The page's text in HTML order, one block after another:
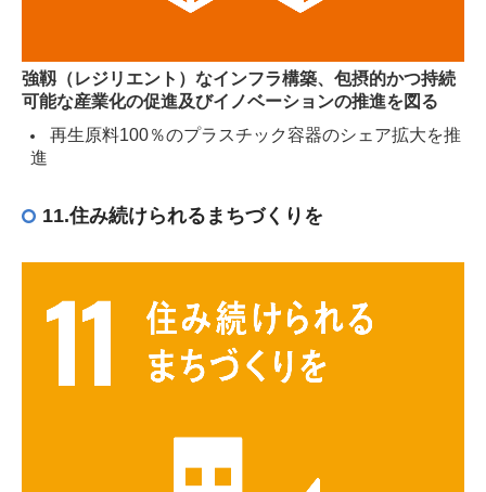
強靱（レジリエント）なインフラ構築、包摂的かつ持続
可能な産業化の促進及びイノベーションの推進を図る
再生原料100％のプラスチック容器のシェア拡大を推
進
11.住み続けられるまちづくりを